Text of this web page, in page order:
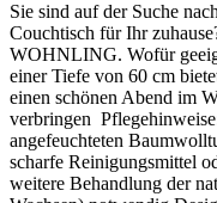
Sie sind auf der Suche
Couchtisch für Ihr
WOHNLING. Wofür
einer Tiefe von 60 cm
einen schönen Abend im
verbringen
angefeuchteten
scharfe Reinigungsmittel
weitere Behandlung der